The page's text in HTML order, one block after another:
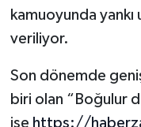
kamuoyunda yankı
veriliyor.
Son dönemde
biri olan “Boğulur
ise https://